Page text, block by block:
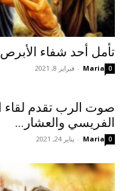
تأمل أحد شفاء الأبرص
Maria
- فبراير 8, 2021 0
الفريسي والعشار...
Maria
- يناير 24, 2021 0